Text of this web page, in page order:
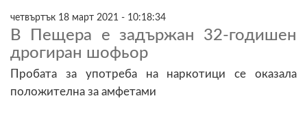
четвъртък 18 март 2021 - 10:18:34
В Пещера е задържан 32-годишен
дрогиран шофьор
Пробата за употреба на наркотици се оказала
положителна за амфетами